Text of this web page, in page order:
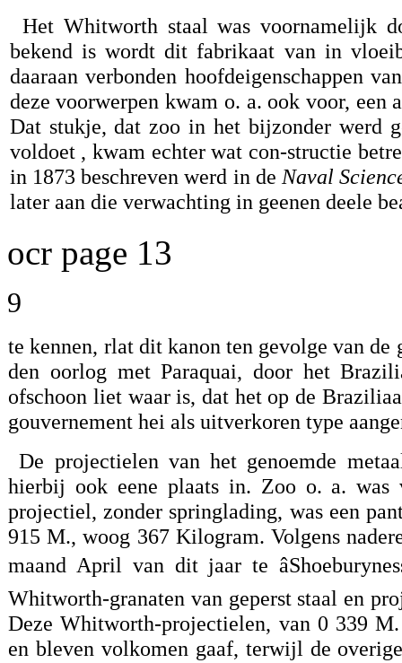
Het Whitworth staal was voornamelijk
bekend is wordt dit fabrikaat van in
daaraan verbonden hoofdeigenschappen
deze voorwerpen kwam o. a. ook voor,
Dat stukje, dat zoo in het bijzonder werd
voldoet , kwam echter wat con-structie
in 1873 beschreven werd in de Naval
later aan die verwachting in geenen deele
ocr page 13
9
te kennen, rlat dit kanon ten gevolge van de
den oorlog met Paraquai, door het
ofschoon liet waar is, dat het op de
gouvernement hei als uitverkoren type
De projectielen van het genoemde
hierbij ook eene plaats in. Zoo o. a. was
projectiel, zonder springlading, was een
915 M., woog 367 Kilogram. Volgens
maand April van dit jaar te
Whitworth-granaten van geperst staal en
Deze Whitworth-projectielen, van 0 339
en bleven volkomen gaaf, terwijl de